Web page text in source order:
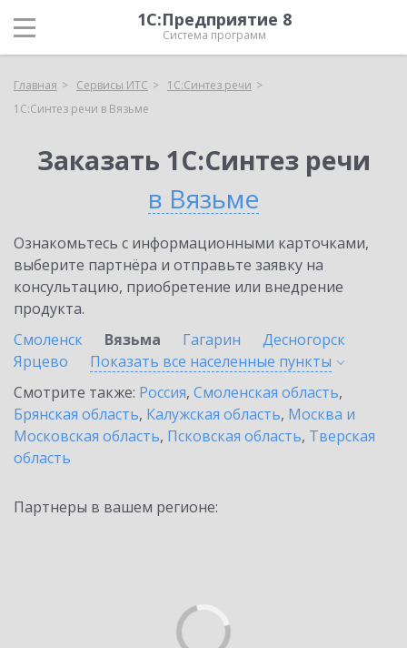
1С:Предприятие 8
Система программ
Главная Сервисы ИТС
1С:Синтез речи
1С:Синтез речи в Вязьме
Заказать 1С:Синтез речи
в Вязьме
Ознакомьтесь с информационными карточками,
выберите партнёра и отправьте заявку на
консультацию, приобретение или внедрение
продукта.
Смоленск
Вязьма Гагарин
Десногорск
Ярцево
Показать все населенные пункты
Смотрите также: Россия, Смоленская область,
Брянская область, Калужская область, Москва и
Московская область, Псковская область, Тверская
область
Партнеры в вашем регионе: